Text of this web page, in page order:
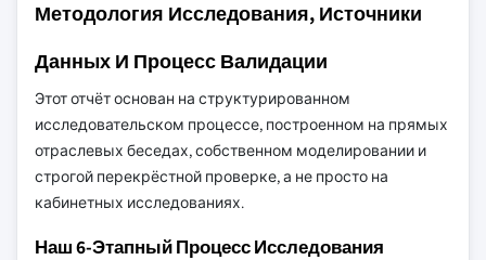
Методология Исследования, Источники
Данных И Процесс Валидации
Этот отчёт основан на структурированном
исследовательском процессе, построенном на прямых
отраслевых беседах, собственном моделировании и
строгой перекрёстной проверке, а не просто на
кабинетных исследованиях.
Наш 6-Этапный Процесс Исследования